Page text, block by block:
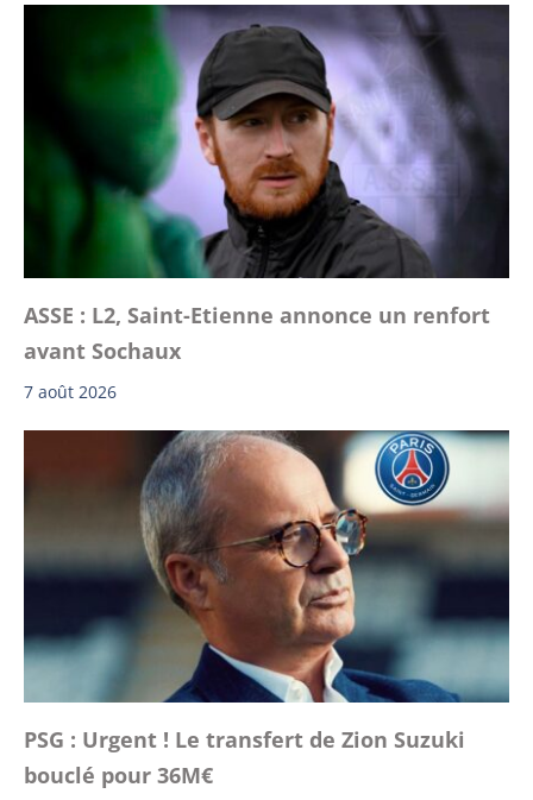
ASSE : L2, Saint-Etienne annonce un renfort
avant Sochaux
7 août 2026
PSG : Urgent ! Le transfert de Zion Suzuki
bouclé pour 36M€